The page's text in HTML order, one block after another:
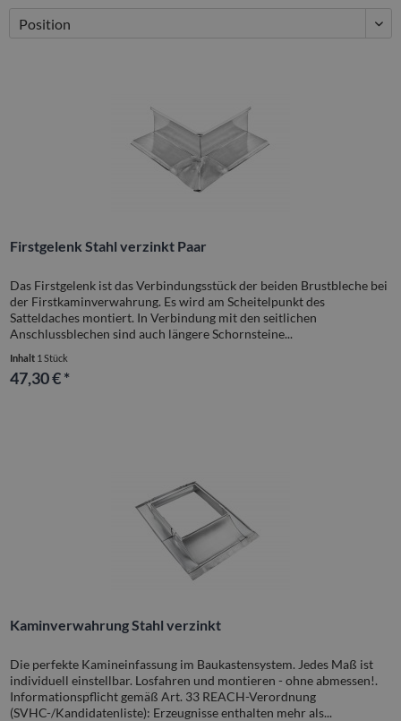
Firstgelenk Stahl verzinkt Paar
Das Firstgelenk ist das Verbindungsstück der beiden Brustbleche bei
der Firstkaminverwahrung. Es wird am Scheitelpunkt des
Satteldaches montiert. In Verbindung mit den seitlichen
Anschlussblechen sind auch längere Schornsteine...
Inhalt 1 Stück
47,30 € *
Kaminverwahrung Stahl verzinkt
Die perfekte Kamineinfassung im Baukastensystem. Jedes Maß ist
individuell einstellbar. Losfahren und montieren - ohne abmessen!.
Informationspflicht gemäß Art. 33 REACH-Verordnung
(SVHC-/Kandidatenliste): Erzeugnisse enthalten mehr als...